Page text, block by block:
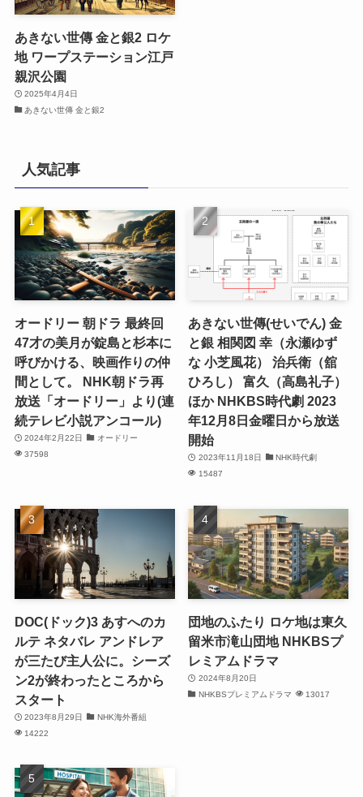
あきない世傳 金と銀2 ロケ
地 ワープステーション江戸
親沢公園
2025年4月4日
あきない世傳 金と銀2
人気記事
オードリー 朝ドラ 最終回
47才の美月が錠島と杉本に
呼びかける、映画作りの仲
間として。 NHK朝ドラ再
放送「オードリー」より(連
続テレビ小説アンコール)
2024年2月22日
オードリー
37598
あきない世傳(せいでん) 金
と銀 相関図 幸（永瀬ゆず
な 小芝風花） 治兵衛（舘
ひろし） 富久（高島礼子）
ほか NHKBS時代劇 2023
年12月8日金曜日から放送
開始
2023年11月18日
NHK時代劇
15487
DOC(ドック)3 あすへのカ
ルテ ネタバレ アンドレア
が三たび主人公に。シーズ
ン2が終わったところから
スタート
2023年8月29日
NHK海外番組
14222
団地のふたり ロケ地は東久
留米市滝山団地 NHKBSプ
レミアムドラマ
2024年8月20日
NHKBSプレミアムドラマ
13017